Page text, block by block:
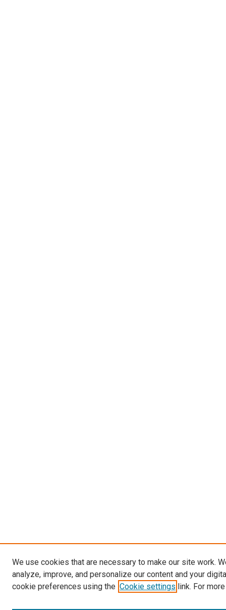
We use cookies that are necessary to make our site work.
analyze, improve, and personalize our content and your
cookie preferences using the Cookie settings link. For